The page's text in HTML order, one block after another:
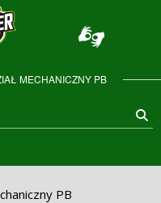
MECHANICZNY PB
PB